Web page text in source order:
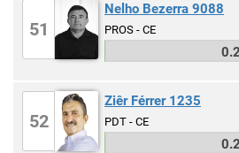
51
Nelho Bezerra 9088
PROS - CE
52
Ziêr Férrer 1235
PDT - CE